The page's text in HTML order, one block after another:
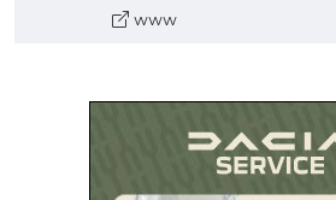
www